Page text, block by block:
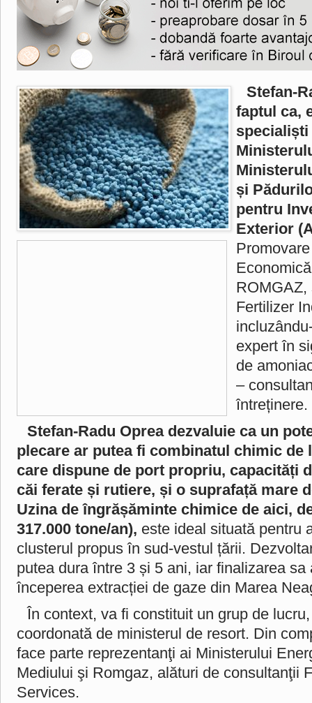
Stefan-
faptul ca,
și
pentru
Exterior
ROMGAZ,
Fertilizer
expert în
de
–
întreținere.
Stefan-Radu Oprea dezvaluie ca un
plecare ar putea fi combinatul chimic de
care dispune de port propriu, capacități
căi ferate și rutiere, și o suprafață mare
Uzina de îngrășăminte chimice de aici,
317.000 tone/an), este ideal situată pentru
clusterul propus în sud-vestul țării.
putea dura între 3 și 5 ani, iar finalizarea
începerea extracției de gaze din Marea
În context, va fi constituit un grup de
coordonată de ministerul de resort. Din
face parte reprezentanţi ai Ministerului
Mediului şi Romgaz, alături de consultanţii
Services.